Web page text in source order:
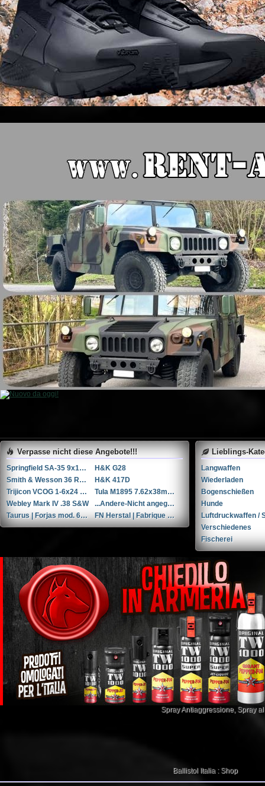
Verpasse nicht diese Angebote!!!
Springfield SA-35 9x19mm Parabellum/Luger/NATO
H&K G28
Smith & Wesson 36 RB .38 Spl.
H&K 417D
Trijicon VCOG 1-6x24 LED-Zielfernrohr mit Absehen für .223 Remington / 77 gr.
Tula M1895 7.62x38mmR / 7.62x38mm Nagant
Webley Mark IV .38 S&W
...Andere-Nicht angegeben W+F Raketenpistole 1917/1934 kal. 34mm ...Andere/Nicht angegeben
Taurus | Forjas mod. 66 6'' .357 Magnum / 9x31mmR /.353 Casull
FN Herstal | Fabrique Nationale 1910 + holster & 3 mags. .32 ACP / 7.65x17mm Browning SR
Lieblings-
Langwaffen
Wiederladen
Bogenschießen
Hunde
Luftdruckwaffen /
Verschiedenes
Fischerei
Spray Antiaggressione, Spray
Ballistol Italia : Shop